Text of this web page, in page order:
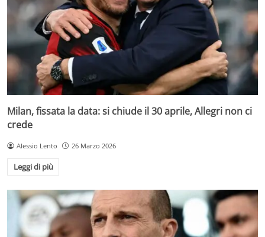
Milan, fissata la data: si chiude il 30 aprile, Allegri non ci
crede
Alessio Lento 26 Marzo 2026
Leggi di più